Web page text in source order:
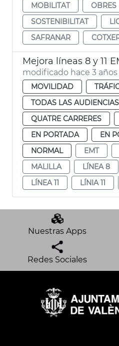
MOBILITAT
OBRES
SOSTENIBILITAT
SAFRANAR
Mejora líneas 8 y 11
modificado hace 3 años
MOVILIDAD
TODAS LAS AUDIENCIAS
QUATRE CARRERES
EN PORTADA
EN
NORMAL
EMT
MALILLA
LÍNEA 8
LÍNEA 11
LÍNIA 11
Nuestras Apps
Redes Sociales